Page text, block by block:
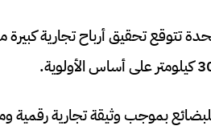
تتوقع تحقيق أرباح تجارية
بموجب وثيقة تجارية